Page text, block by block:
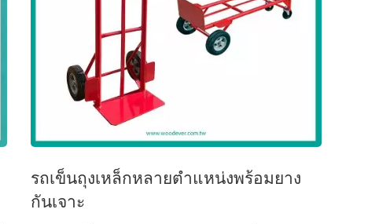
รถเข็นถุงเหล็กหลายตำแหน่งพร้อมยาง
กันเจาะ